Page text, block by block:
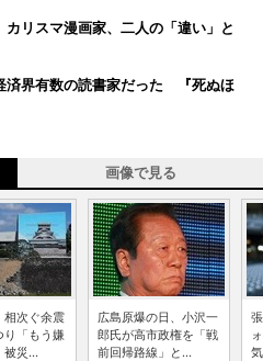
リスマ漫画家、二人の「違い」と
済界有数の読書家だった 『死ぬほ
画像で見る
相次ぐ余震
り「もう嫌
災...
広島原爆の日、小沢一
郎氏が高市政権を「戦
前回帰路線」と...